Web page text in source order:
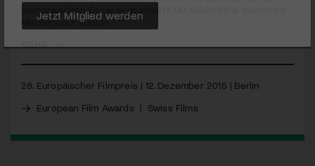
«europäischen Oscars» geschafft. Mit dabei: Stina Werenfels’
Meisterwerk «Dora».
28. Europäischer Filmpreis | 12. Dezember 2015 | Berlin
European Film Awards | Swiss Films
Jetzt Mitglied werden